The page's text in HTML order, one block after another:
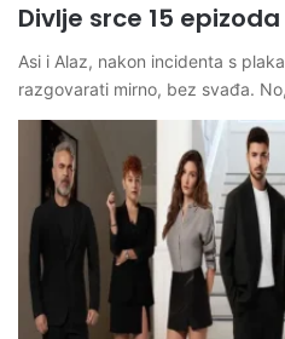
Divlje srce 15
Asi i Alaz, nakon incidenta s
razgovarati mirno, bez svađa.